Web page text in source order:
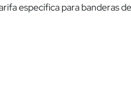
específica para banderas